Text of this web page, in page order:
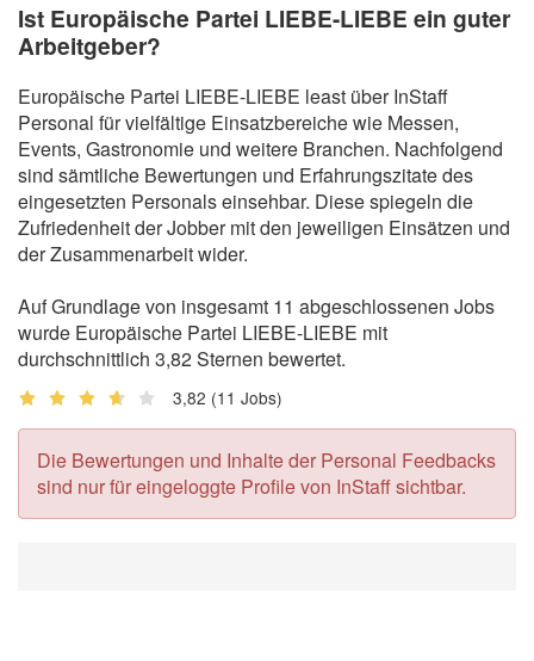
Ist Europäische Partei LIEBE-LIEBE ein guter
Arbeitgeber?
Europäische Partei LIEBE-LIEBE least über InStaff
Personal für vielfältige Einsatzbereiche wie Messen,
Events, Gastronomie und weitere Branchen. Nachfolgend
sind sämtliche Bewertungen und Erfahrungszitate des
eingesetzten Personals einsehbar. Diese spiegeln die
Zufriedenheit der Jobber mit den jeweiligen Einsätzen und
der Zusammenarbeit wider.
Auf Grundlage von insgesamt 11 abgeschlossenen Jobs
wurde Europäische Partei LIEBE-LIEBE mit
durchschnittlich 3,82 Sternen bewertet.
3,82 (11 Jobs)
Die Bewertungen und Inhalte der Personal Feedbacks
sind nur für eingeloggte Profile von InStaff sichtbar.